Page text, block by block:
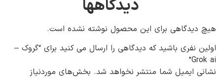
دیدگاهها
هیچ دیدگاهی برای این محصول نوشته نشده است.
اولین نفری باشید که دیدگاهی را ارسال می کنید برای “گروک –
Grok ai”
نشانی ایمیل شما منتشر نخواهد شد. بخش‌های موردنیاز